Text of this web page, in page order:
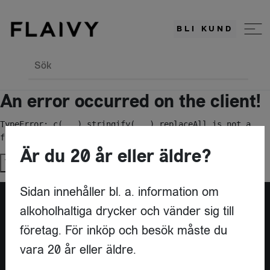
BLI KUND
Sök
An error occurred on the client!
TypeError: c(...).stringify(...).replaceAll is not a
function
Try again
Är du leverantör?
Är du 20 år eller äldre?
Sidan innehåller bl. a. information om
alkoholhaltiga drycker och vänder sig till
företag. För inköp och besök måste du
vara 20 år eller äldre.